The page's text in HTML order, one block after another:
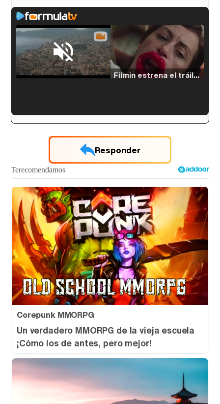
Unmute
Loaded:
71.97%
Filmin estrena el tráiler de 'Millennial Mal', su nueva comedia universitaria de la mano de Lorena Iglesias
Tráiler de '33 días', la nueva serie de Atresplayer con Julián Villagrán y José Manuel Poga
Tráiler en catalán de 'Ravalear', la nueva serie de HBO Max sobre los fondos buitre
Canción ganadora de Eurovisión 2026: DARA con "Bangaranga" por Bulgaria
Responder
Corepunk MMORPG
Un verdadero MMORPG de la vieja escuela
¡Cómo los de antes, pero mejor!